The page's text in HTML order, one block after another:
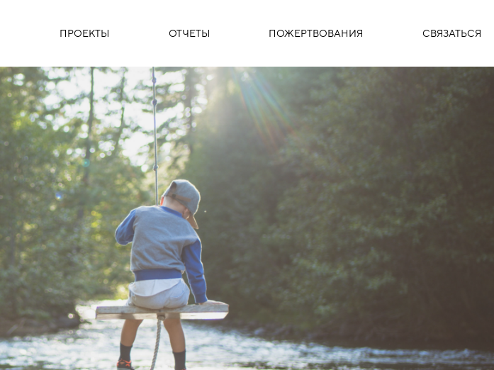
ПРОЕКТЫ ОТЧЕТЫ ПОЖЕРТВОВАНИЯ СВЯЗАТЬСЯ